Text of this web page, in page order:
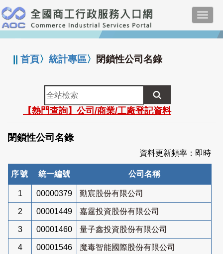
跳
到
主
要
:::
||首頁〉統計專區〉 閉鎖性公司名錄
全
站
檢
索
【熱門查詢】公司/商業/工廠登記資料
閉鎖性公司名錄
資料更新頻率：即時
序號 統一編號 公司名稱
1 00000379 勤宸股份有限公司
2 00001449 嘉霆投資股份有限公司
3 00001460 量子鑫投資股份有限公司
4 00001546 魔毒智能國際股份有限公司